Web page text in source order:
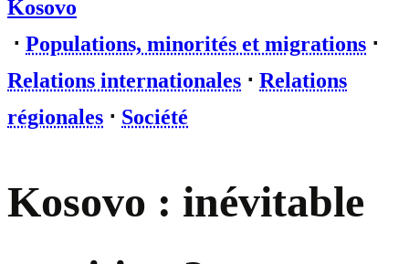
Kosovo
⋅ Populations, minorités et migrations ⋅
Relations internationales ⋅ Relations
régionales ⋅ Société
Kosovo : inévitable